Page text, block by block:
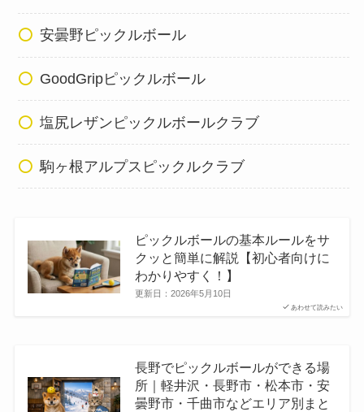
安曇野ピックルボール
GoodGripピックルボール
塩尻レザンピックルボールクラブ
駒ヶ根アルプスピックルクラブ
あわせて読みたい
ピックルボールの基本ルールをサ
クッと簡単に解説【初心者向けに
わかりやすく！】
更新日： 2026年5月10日
長野でピックルボールができる場
所｜軽井沢・長野市・松本市・安
曇野市・千曲市などエリア別まと